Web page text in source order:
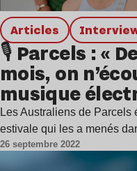
Articles
🎙️ Parcels : «
mois, on
musique
Les Australiens de Parcels
estivale qui les a menés
26 septembre 2022